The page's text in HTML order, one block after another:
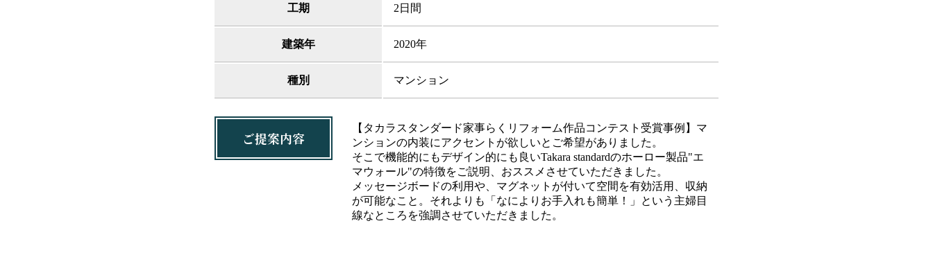
工期 2日間
建築年 2020年
種別 マンション
ご提案内容
【タカラスタンダード家事らくリフォーム作品コンテスト受賞事例】マ
ンションの内装にアクセントが欲しいとご希望がありました。
そこで機能的にもデザイン的にも良いTakara standardのホーロー製品"エ
マウォール"の特徴をご説明、おススメさせていただきました。
メッセージボードの利用や、マグネットが付いて空間を有効活用、収納
が可能なこと。それよりも「なによりお手入れも簡単！」という主婦目
線なところを強調させていただきました。